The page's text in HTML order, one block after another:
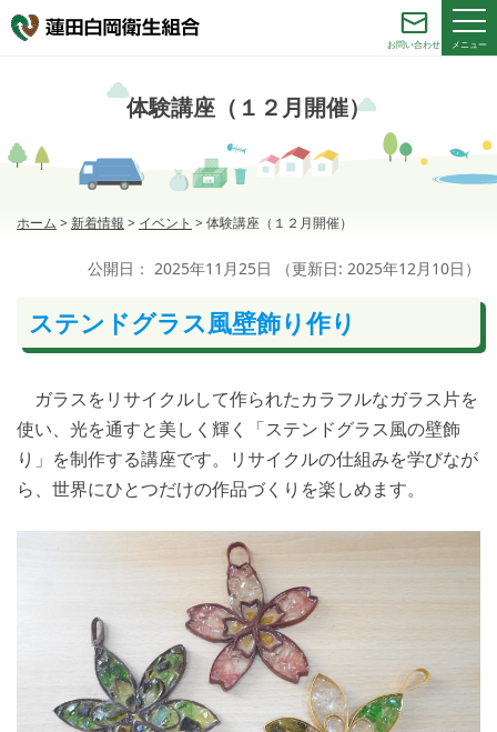
お問い合わせ メニュー
体験講座（１２月開催）
ホーム > 新着情報 > イベント >体験講座（１２月開催）
公開日： 2025年11月25日 （更新日: 2025年12月10日 ）
ステンドグラス風壁飾り作り
ガラスをリサイクルして作られたカラフルなガラス片を
使い、光を通すと美しく輝く「ステンドグラス風の壁飾
り」を制作する講座です。リサイクルの仕組みを学びなが
ら、世界にひとつだけの作品づくりを楽しめます。